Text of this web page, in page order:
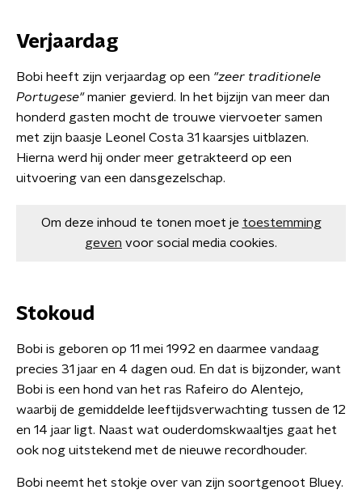
Verjaardag
Bobi heeft zijn verjaardag op een "zeer traditionele
Portugese"manier gevierd. In het bijzijn van meer dan
honderd gasten mocht de trouwe viervoeter samen
met zijn baasje Leonel Costa 31 kaarsjes uitblazen.
Hierna werd hij onder meer getrakteerd op een
uitvoering van een dansgezelschap.
Om deze inhoud te tonen moet je toestemming
geven voor social media cookies.
Stokoud
Bobi is geboren op 11 mei 1992 en daarmee vandaag
precies 31 jaar en 4 dagen oud. En dat is bijzonder, want
Bobi is een hond van het ras Rafeiro do Alentejo,
waarbij de gemiddelde leeftijdsverwachting tussen de 12
en 14 jaar ligt. Naast wat ouderdomskwaaltjes gaat het
ook nog uitstekend met de nieuwe recordhouder.
Bobi neemt het stokje over van zijn soortgenoot Bluey.